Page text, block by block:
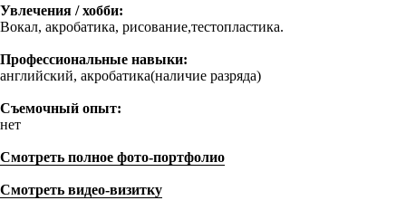
Увлечения / хобби:
Вокал, акробатика, рисование,тестопластика.
Профессиональные навыки:
английский, акробатика(наличие разряда)
Съемочный опыт:
нет
Смотреть полное фото-портфолио
Смотреть видео-визитку